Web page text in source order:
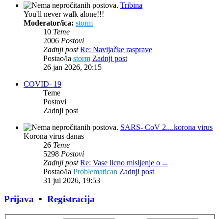
Tribina
You'll never walk alone!!!
Moderator/ica: storm
10 Teme
2006 Postovi
Zadnji post Re: Navijačke rasprave
Postao/la storm Zadnji post
26 jan 2026, 20:15
COVID- 19
Teme
Postovi
Zadnji post
SARS- CoV 2....korona virus
Korona virus danas
26 Teme
5298 Postovi
Zadnji post Re: Vase licno misljenje o ...
Postao/la Problematican Zadnji post
31 jul 2026, 19:53
Prijava • Registracija